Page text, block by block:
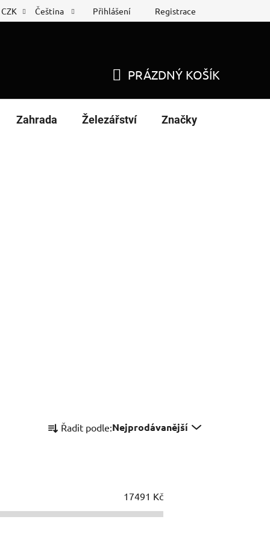
list Nákup na splátky
CZK Čeština Přihlášení Registrace
KOŠÍK
PRÁZDNÝ KOŠÍK
Zahrada Železářství Značky
a
p
Řadit podle:Nejprodávanější
17491 Kč